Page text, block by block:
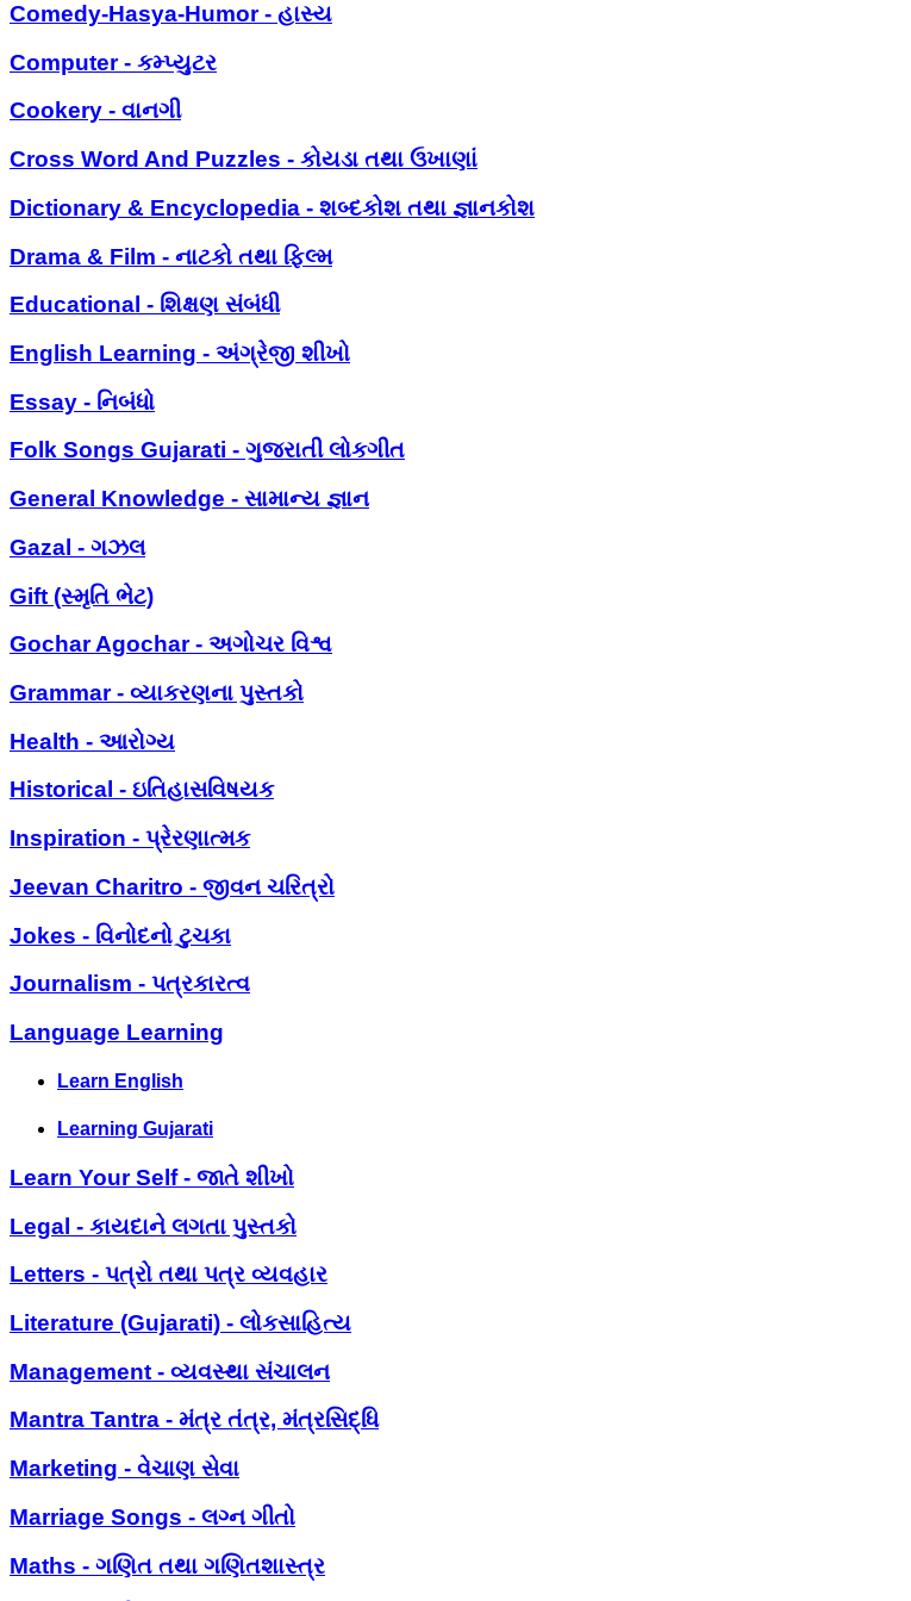
Comedy-Hasya-Humor - હાસ્ય
Computer - કમ્પ્યુટર
Cookery - વાનગી
Cross Word And Puzzles - કોયડા તથા ઉખાણાં
Dictionary & Encyclopedia - શબ્દકોશ તથા જ્ઞાનકોશ
Drama & Film - નાટકો તથા ફિલ્મ
Educational - શિક્ષણ સંબંધી
English Learning - અંગ્રેજી શીખો
Essay - નિબંધો
Folk Songs Gujarati - ગુજરાતી લોકગીત
General Knowledge - સામાન્ય જ્ઞાન
Gazal - ગઝલ
Gift (સ્મૃતિ ભેટ)
Gochar Agochar - અગોચર વિશ્વ
Grammar - વ્યાકરણના પુસ્તકો
Health - આરોગ્ય
Historical - ઇતિહાસવિષયક
Inspiration - પ્રેરણાત્મક
Jeevan Charitro - જીવન ચરિત્રો
Jokes - વિનોદનો ટુચકા
Journalism - પત્રકારત્વ
Language Learning
Learn English
Learning Gujarati
Learn Your Self - જાતે શીખો
Legal - કાયદાને લગતા પુસ્તકો
Letters - પત્રો તથા પત્ર વ્યવહાર
Literature (Gujarati) - લોકસાહિત્ય
Management - વ્યવસ્થા સંચાલન
Mantra Tantra - મંત્ર તંત્ર, મંત્રસિદ્ધિ
Marketing - વેચાણ સેવા
Marriage Songs - લગ્ન ગીતો
Maths - ગણિત તથા ગણિતશાસ્ત્ર